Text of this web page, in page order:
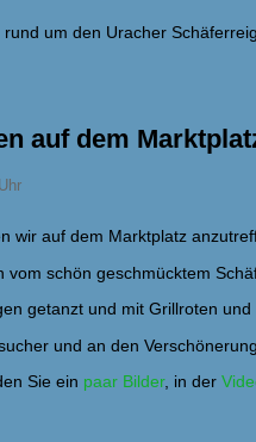
um den Uracher
auf dem
wir auf dem Marktplatz
vom schön geschmücktem
getanzt und mit Grillroten
und an den
Sie ein paar Bilder, in der